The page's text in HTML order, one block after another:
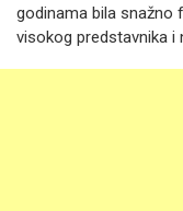
godinama bila snažno
visokog predstavnika i